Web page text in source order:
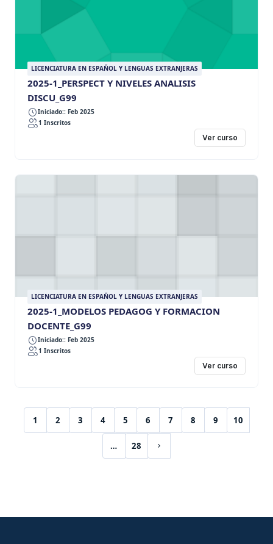
LICENCIATURA EN ESPAÑOL Y LENGUAS EXTRANJERAS
2025-1_PERSPECT Y NIVELES ANALISIS
DISCU_G99
Iniciado:: Feb 2025
1 Inscritos
Ver curso
LICENCIATURA EN ESPAÑOL Y LENGUAS EXTRANJERAS
2025-1_MODELOS PEDAGOG Y FORMACION
DOCENTE_G99
Iniciado:: Feb 2025
1 Inscritos
Ver curso
1
(current)
2 3 4 5 6 7 8 9 10
… 28